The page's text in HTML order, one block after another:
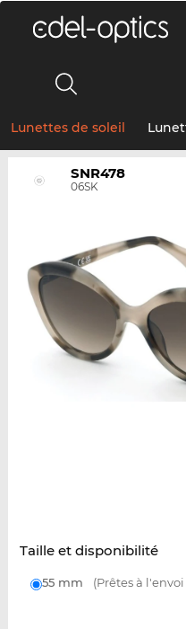
Lunettes de soleil
SNR478
06SK
Taille et disponibilité
55 mm (Prêtes à